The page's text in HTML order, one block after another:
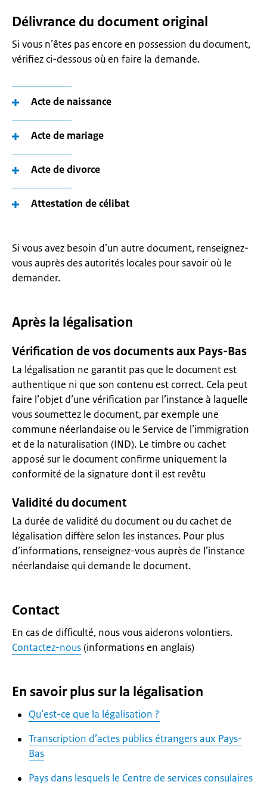
Délivrance du document original
Si vous n’êtes pas encore en possession du document,
vérifiez ci-dessous où en faire la demande.
Acte de naissance
Acte de mariage
Acte de divorce
Attestation de célibat
Si vous avez besoin d’un autre document, renseignez-
vous auprès des autorités locales pour savoir où le
demander.
Après la légalisation
Vérification de vos documents aux Pays-Bas
La légalisation ne garantit pas que le document est
authentique ni que son contenu est correct. Cela peut
faire l’objet d’une vérification par l’instance à laquelle
vous soumettez le document, par exemple une
commune néerlandaise ou le Service de l’immigration
et de la naturalisation (IND). Le timbre ou cachet
apposé sur le document confirme uniquement la
conformité de la signature dont il est revêtu
Validité du document
La durée de validité du document ou du cachet de
légalisation diffère selon les instances. Pour plus
d’informations, renseignez-vous auprès de l’instance
néerlandaise qui demande le document.
Contact
En cas de difficulté, nous vous aiderons volontiers.
Contactez-nous(informations en anglais)
En savoir plus sur la légalisation
Qu’est-ce que la légalisation ?
Transcription d’actes publics étrangers aux Pays-
Bas
Pays dans lesquels le Centre de services consulaires